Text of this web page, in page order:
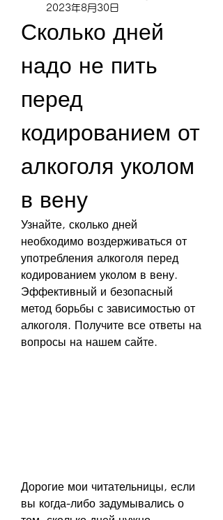
2023年8月30日
Сколько дней
надо не пить
перед
кодированием от
алкоголя уколом
в вену
Узнайте, сколько дней
необходимо воздерживаться от
употребления алкоголя перед
кодированием уколом в вену.
Эффективный и безопасный
метод борьбы с зависимостью от
алкоголя. Получите все ответы на
вопросы на нашем сайте.
Дорогие мои читательницы, если
вы когда-либо задумывались о